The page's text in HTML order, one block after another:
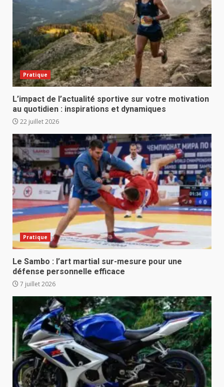
Pratique
L’impact de l’actualité sportive sur votre motivation
au quotidien : inspirations et dynamiques
22 juillet 2026
Pratique
Le Sambo : l’art martial sur-mesure pour une
défense personnelle efficace
7 juillet 2026